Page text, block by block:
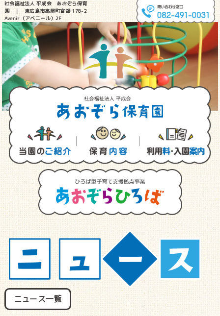
社会福祉法人 平成会 あおぞら保育
園 ｜ 東広島市高屋町宮領 178-2
Avenir（アベニール）2F
ニュース一覧